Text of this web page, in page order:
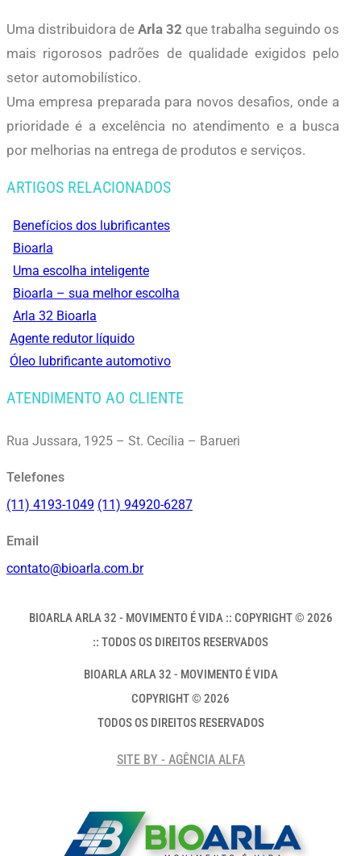
Uma distribuidora deArla 32 que trabalha seguindo os
mais rigorosos padrões de qualidade exigidos pelo
setor automobilístico.
Uma empresa preparada para novos desafios, onde a
prioridade é a excelência no atendimento e a busca
por melhorias na entrega de produtos e serviços.
ARTIGOS RELACIONADOS
Benefícios dos lubrificantes
Bioarla
Uma escolha inteligente
Bioarla – sua melhor escolha
Arla 32 Bioarla
Agente redutor líquido
Óleo lubrificante automotivo
ATENDIMENTO AO CLIENTE
Rua Jussara, 1925 – St. Cecília – Barueri
Telefones
(11) 4193-1049 (11) 94920-6287
Email
contato@bioarla.com.br
BIOARLA ARLA 32 - MOVIMENTO É VIDA :: COPYRIGHT © 2026
:: TODOS OS DIREITOS RESERVADOS
BIOARLA ARLA 32 - MOVIMENTO É VIDA
COPYRIGHT © 2026
TODOS OS DIREITOS RESERVADOS
SITE BY - AGÊNCIA ALFA